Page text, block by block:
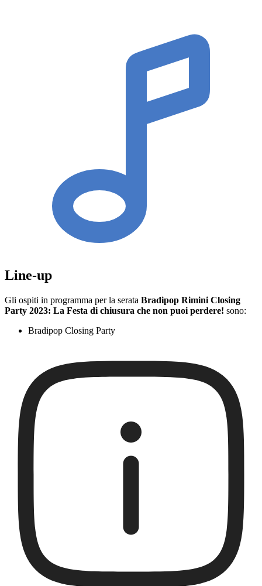
Line-up
Gli ospiti in programma per la serata Bradipop Rimini Closing
Party 2023: La Festa di chiusura che non puoi perdere! sono:
Bradipop Closing Party